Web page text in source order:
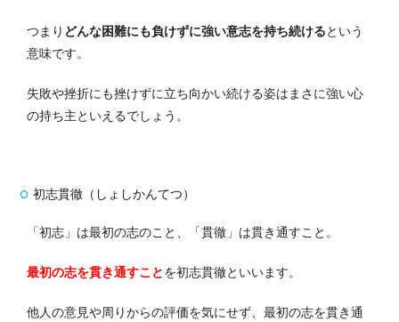
つまり どんな困難にも負けずに強い意志を持ち続けるという
意味です。
失敗や挫折にも挫けずに立ち向かい続ける姿はまさに強い心
の持ち主といえるでしょう。
初志貫徹（しょしかんてつ）
「初志」は最初の志のこと、 「貫徹」は貫き通すこと。
最初の志を貫き通すことを初志貫徹といいます。
他人の意見や周りからの評価を気にせず、最初の志を貫き通